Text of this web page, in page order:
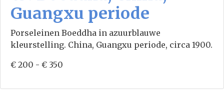
Guangxu periode
Porseleinen Boeddha in azuurblauwe
kleurstelling. China, Guangxu periode, circa 1900.
€ 200 - € 350